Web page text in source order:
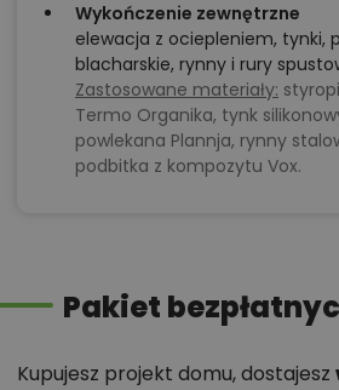
Wykończenie zewnętrzne
elewacja z ociepleniem, tynki,
blacharskie, rynny i rury
Zastosowane materiały:
Termo Organika, tynk
powlekana Plannja, rynny
podbitka z kompozytu Vox.
Pakiet
Kupujesz projekt domu, dostajesz